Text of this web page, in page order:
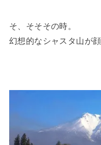
そ、そそその時。
幻想的なシャスタ山が